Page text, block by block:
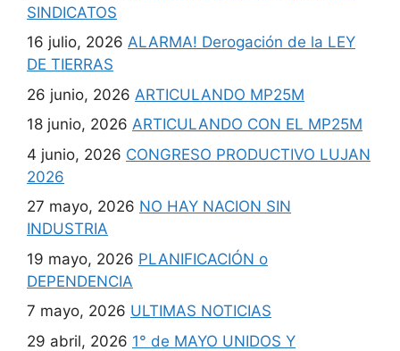
SINDICATOS
16 julio, 2026 ALARMA! Derogación de la LEY
DE TIERRAS
26 junio, 2026 ARTICULANDO MP25M
18 junio, 2026 ARTICULANDO CON EL MP25M
4 junio, 2026 CONGRESO PRODUCTIVO LUJAN
2026
27 mayo, 2026 NO HAY NACION SIN
INDUSTRIA
19 mayo, 2026 PLANIFICACIÓN o
DEPENDENCIA
7 mayo, 2026 ULTIMAS NOTICIAS
29 abril, 2026 1° de MAYO UNIDOS Y